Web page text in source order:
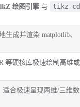
绘图引擎 与 tikz-cd
生成并渲染 matplotlib、
等硬核库极速绘制高维或
适合极速呈现两维/三维数